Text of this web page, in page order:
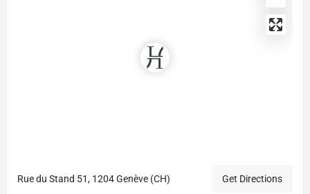
Rue du Stand 51, 1204 Genève (CH) Get Directions